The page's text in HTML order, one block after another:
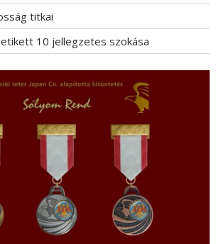
titkai
etikett 10 jellegzetes szokása